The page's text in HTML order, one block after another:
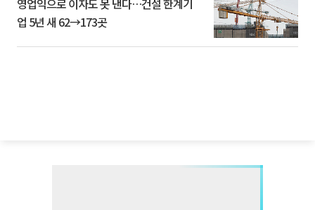
영업익으로 이자도 못 낸다…건설 한계기
업 5년 새 62→173곳